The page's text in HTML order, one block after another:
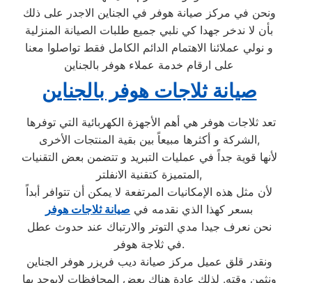
ونحن في مركز صيانة هوفر في الجناين الاجدر على ذلك
بأن لا ندخر جهدا كي نلبي جميع طلبات الصيانة المنزلية
و نولي عملائنا الاهتمام الدائم الكامل فقط تواصلوا معنا
على ارقام خدمة عملاء هوفر بالجناين
صيانة ثلاجات هوفر بالجناين
الشركة و أكثرها مبيعاً بين بقية المنتجات الأخرى,
لأنها قوية جداً في عمليات التبريد و تتضمن بعض التقنيات
المتميزة كتقنية الانفلتر,
لأن مثل هذه الإمكانيات المرتفعة لا يمكن أن تتوافر أبداً
بسعر كهذا الذي نقدمه في صيانة ثلاجات هوفر
نحن نعرف جيدا مدي التوتر والارتباك عند حدوث عطل
في ثلاجة هوفر.
ونقدر قلق عميل مركز صيانة ديب فريزر هوفر الجناين
ونثمن وقته. لذلك عادة هناك بعض المحافظات لايوجد بها